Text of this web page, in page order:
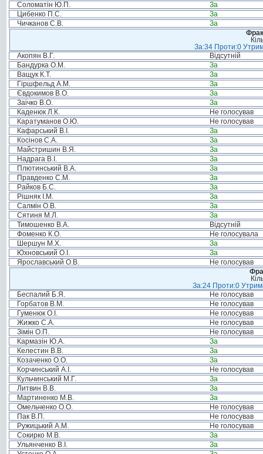
Соломатін Ю.П.
За
Цибенко П.С.
За
Чичканов С.В.
За
За:34 Проти:0
Акопян В.Г.
Відсутній
Бандурка О.М.
За
Ващук К.Т.
За
Гіршфельд А.М.
За
Євдокимов В.О.
За
Заічко В.О.
За
Каденюк Л.К.
Не голосував
Каратуманов О.Ю.
Не голосував
Кафарський В.І.
За
Косінов С.А.
За
Майстришин В.Я.
За
Надрага В.І.
За
Плютинський В.А.
За
Правденко С.М.
За
Райков Б.С.
За
Рішняк І.М.
За
Салмін О.В.
За
Сятиня М.Л.
За
Тимошенко В.А.
Відсутній
Фоменко К.О.
Не голосувала
Шершун М.Х.
За
Юхновський О.І.
За
Ярославський О.В.
Не голосував
За:24 Проти:0
Беспалий Б.Я.
Не голосував
Горбатов В.М.
Не голосував
Гуменюк О.І.
Не голосував
Жижко С.А.
Не голосував
Зімін О.П.
Не голосував
Кармазін Ю.А.
За
Келестин В.В.
За
Козаченко О.О.
За
Корчинський А.І.
Не голосував
Кульчинський М.Г.
За
Литвин В.В.
За
Мартиненко М.В.
За
Омельченко О.О.
Не голосував
Пак В.П.
Не голосував
Ружицький А.М.
Не голосував
Сокирко М.В.
За
Ульянченко В.І.
За